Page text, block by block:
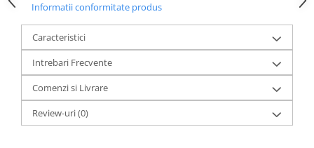
Aceasta bijuterie este realizatamanual in atelierul Black
Swan Bijoux, cu atentie la fiecare detaliu si cu multa
implicare.
Pandantivul este conceput initial camodel grafic, in care
forma si proportiile sunt gandite astfel incat sa redea
armonios simbolul matern. Ulterior, acesta estedecupat
dintr-o placa de aur 14K
pana se obtine acel luciu fin, de oglinda.
Dupa finisare, pandantivul este curatat in
Informatii conformitate produs
Caracteristici
Intrebari Frecvente
Comenzi si Livrare
Review-uri(0)